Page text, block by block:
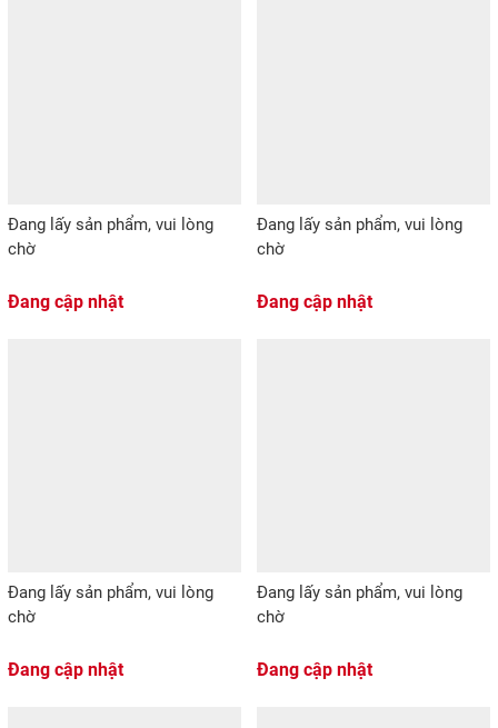
Đang lấy sản phẩm, vui lòng
chờ
Đang cập nhật
Đang lấy sản phẩm, vui lòng
chờ
Đang cập nhật
Đang lấy sản phẩm, vui lòng
chờ
Đang cập nhật
Đang lấy sản phẩm, vui lòng
chờ
Đang cập nhật